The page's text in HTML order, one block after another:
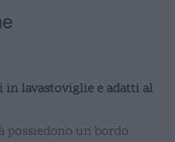
in lavastoviglie e adatti al
possiedono un bordo